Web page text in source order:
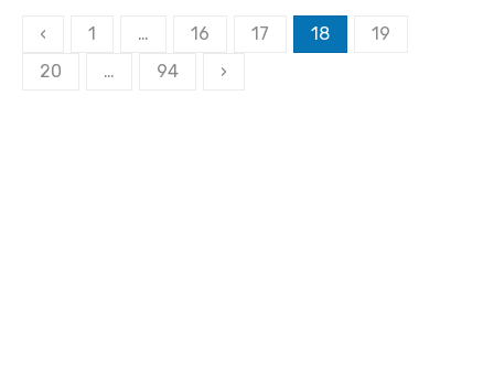
Paginación
de
‹ 1 … 16 17 18
19
20
… 94 ›